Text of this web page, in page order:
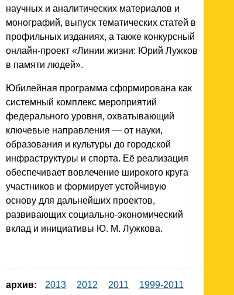
научных и аналитических материалов и
монографий, выпуск тематических статей в
профильных изданиях, а также конкурсный
онлайн-проект «Линии жизни: Юрий Лужков
в памяти людей».
Юбилейная программа сформирована как
системный комплекс мероприятий
федерального уровня, охватывающий
ключевые направления — от науки,
образования и культуры до городской
инфраструктуры и спорта. Её реализация
обеспечивает вовлечение широкого круга
участников и формирует устойчивую
основу для дальнейших проектов,
развивающих социально-экономический
вклад и инициативы Ю. М. Лужкова.
архив: 2013 2012 2011
1999-2011